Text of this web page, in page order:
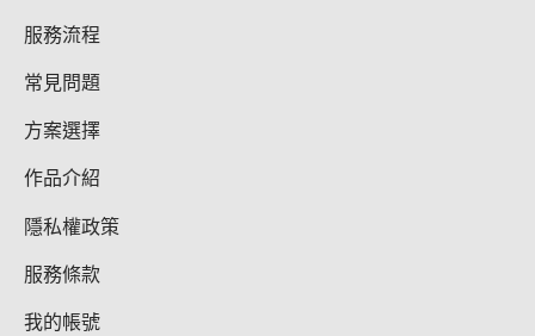
服務流程
常見問題
方案選擇
作品介紹
隱私權政策
服務條款
我的帳號